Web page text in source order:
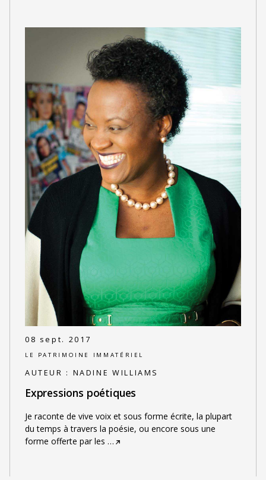
08 sept. 2017
LE PATRIMOINE IMMATÉRIEL
AUTEUR : NADINE WILLIAMS
Expressions poétiques
Je raconte de vive voix et sous forme écrite, la plupart
du temps à travers la poésie, ou encore sous une
forme offerte par les …